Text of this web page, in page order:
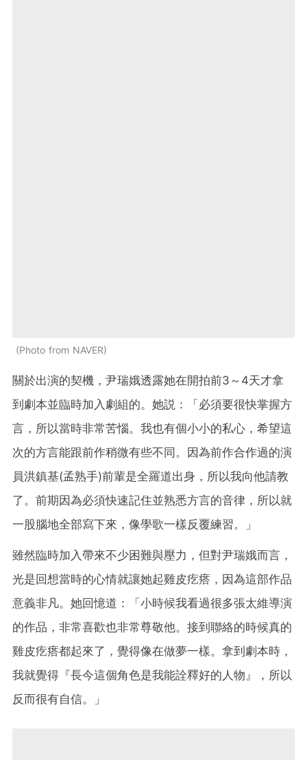
Photo from NAVER
關於出演的契機，尹瑞娥透露她在開拍前3～4天才拿
到劇本並臨時加入劇組的。她説：「必須要很快掌握方
言，所以當時非常苦惱。我也有個小小的私心，希望這
次的方言能跟前作稍微有些不同。因為前作合作過的演
員洪鎮基(孟熟手)前輩是全羅道出身，所以我向他請教
了。前期因為必須快速記住並熟悉方言的音律，所以就
一股腦地全部寫下來，像學歌一樣反覆練習。」
雖然臨時加入帶來不少困難與壓力，但對尹瑞娥而言，
光是回想當時的心情就讓她起雞皮疙瘩，因為這部作品
意義非凡。她回憶道：「小時候我看過很多張太維導演
的作品，非常喜歡也非常尊敬他。接到聯絡的時候真的
雞皮疙瘩都起來了，覺得像在做夢一樣。拿到劇本時，
我就覺得『長今這個角色是我能詮釋好的人物』，所以
反而很有自信。」